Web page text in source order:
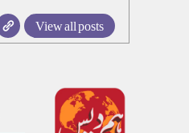
View all posts